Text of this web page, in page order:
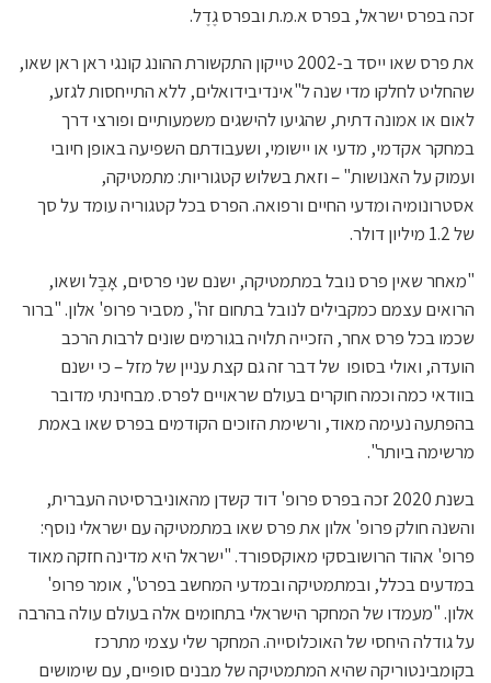
זכה בפרס ישראל, בפרס א.מ.ת ובפרס גֶדֶל.
את פרס שאו ייסד ב-2002 טייקון התקשורת ההונג קונגי ראן ראן שאו,
שהחליט לחלקו מדי שנה ל"אינדיבידואלים, ללא התייחסות לגזע,
לאום או אמונה דתית, שהגיעו להישגים משמעותיים ופורצי דרך
במחקר אקדמי, מדעי או יישומי, ושעבודתם השפיעה באופן חיובי
ועמוק על האנושות" – וזאת בשלוש קטגוריות: מתמטיקה,
אסטרונומיה ומדעי החיים ורפואה. הפרס בכל קטגוריה עומד על סך
של 1.2 מיליון דולר.
"מאחר שאין פרס נובל במתמטיקה, ישנם שני פרסים, אָבֶּל ושאו,
הרואים עצמם כמקבילים לנובל בתחום זה", מסביר פרופ' אלון. "ברור
שכמו בכל פרס אחר, הזכייה תלויה בגורמים שונים לרבות הרכב
הועדה, ואולי בסופו של דבר זה גם קצת עניין של מזל – כי ישנם
בוודאי כמה וכמה חוקרים בעולם שראויים לפרס. מבחינתי מדובר
בהפתעה נעימה מאוד, ורשימת הזוכים הקודמים בפרס שאו באמת
מרשימה ביותר".
בשנת 2020 זכה בפרס פרופ' דוד קשדן מהאוניברסיטה העברית,
והשנה חולק פרופ' אלון את פרס שאו במתמטיקה עם ישראלי נוסף:
פרופ' אהוד הרושובסקי מאוקספורד. "ישראל היא מדינה חזקה מאוד
במדעים בכלל, ובמתמטיקה ובמדעי המחשב בפרט", אומר פרופ'
אלון. "מעמדו של המחקר הישראלי בתחומים אלה בעולם עולה בהרבה
על גודלה היחסי של האוכלוסייה. המחקר שלי עצמי מתרכז
בקומבינטוריקה שהיא המתמטיקה של מבנים סופיים, עם שימושים